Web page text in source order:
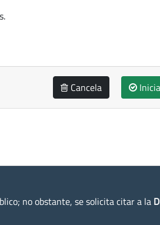
Cancela
no obstante, se solicita citar a la